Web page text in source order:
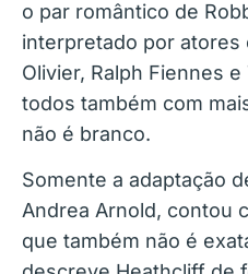
o par romântico de
interpretado por atores
Olivier, Ralph Fiennes
todos também com
não é branco.
Somente a adaptação
Andrea Arnold, contou
que também não é